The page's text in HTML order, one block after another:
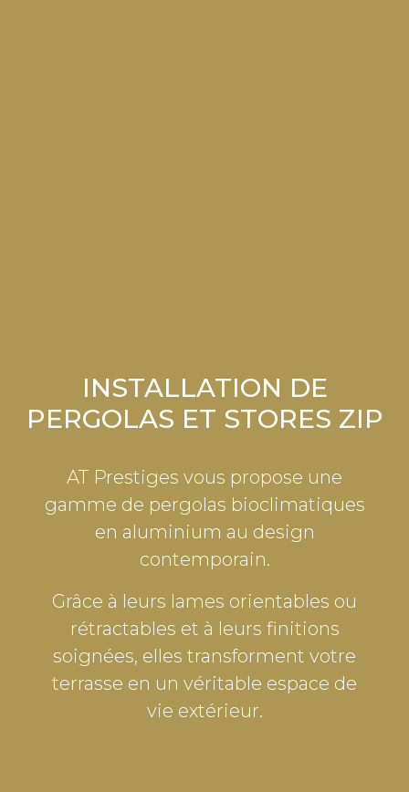
INSTALLATION DE
PERGOLAS ET STORES ZIP
AT Prestiges vous propose une
gamme de pergolas bioclimatiques
en aluminium au design
contemporain.
Grâce à leurs lames orientables ou
rétractables et à leurs finitions
soignées, elles transforment votre
terrasse en un véritable espace de
vie extérieur.